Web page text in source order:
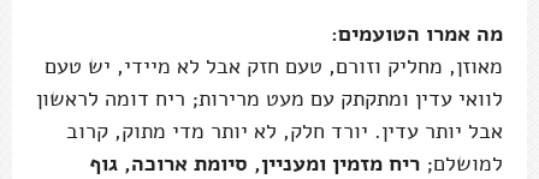
מה אמרו הטועמים:
מאוזן, מחליק וזורם, טעם חזק אבל לא מיידי, יש טעם
לוואי עדין ומתקתק עם מעט מרירות; ריח דומה לראשון
אבל יותר עדין. יורד חלק, לא יותר מדי מתוק, קרוב
למושלם; ריח מזמין ומעניין, סיומת ארוכה, גוף